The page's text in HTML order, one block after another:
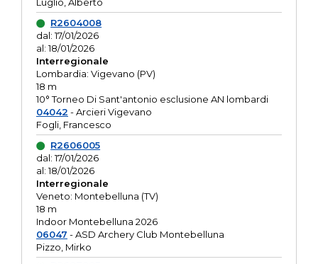
R2604008
dal: 17/01/2026
al: 18/01/2026
Interregionale
Lombardia: Vigevano (PV)
18 m
10° Torneo Di Sant'antonio esclusione AN lombardi
04042 - Arcieri Vigevano
Fogli, Francesco
R2606005
dal: 17/01/2026
al: 18/01/2026
Interregionale
Veneto: Montebelluna (TV)
18 m
Indoor Montebelluna 2026
06047 - ASD Archery Club Montebelluna
Pizzo, Mirko